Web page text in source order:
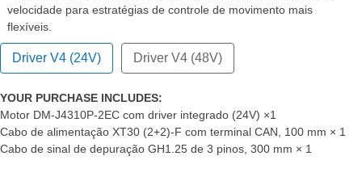
velocidade para estratégias de controle de movimento mais
flexíveis.
Driver V4 (24V) Driver V4 (48V)
YOUR PURCHASE INCLUDES:
Motor DM-J4310P-2EC com driver integrado (24V) ×1
Cabo de alimentação XT30 (2+2)-F com terminal CAN, 100 mm × 1
Cabo de sinal de depuração GH1.25 de 3 pinos, 300 mm × 1